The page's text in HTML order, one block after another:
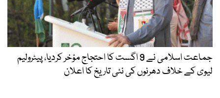
جماعت اسلامی نے 9 اگست کا احتجاج مؤخر کردیا، پیٹرولیم
لیوی کے خلاف دھرنوں کی نئی تاریخ کا اعلان